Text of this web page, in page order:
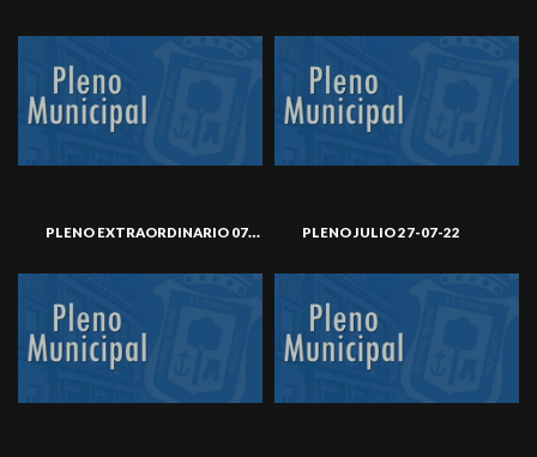
PLENO EXTRAORDINARIO 07-09-22 PLENO JULIO 27-07-22